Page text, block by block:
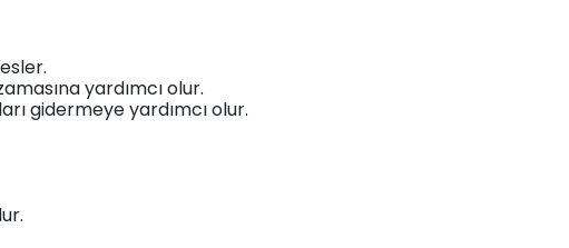
yardımcı olur.
gidermeye yardımcı olur.